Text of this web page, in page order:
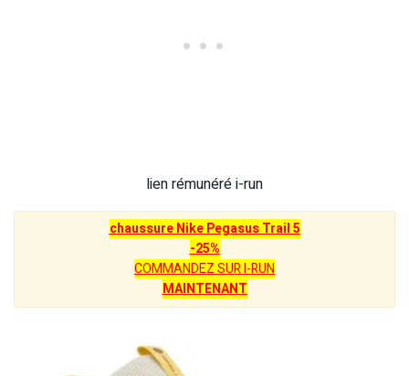
lien rémunéré i-run
chaussure Nike Pegasus Trail 5
-25%
COMMANDEZ SUR I-RUN
MAINTENANT